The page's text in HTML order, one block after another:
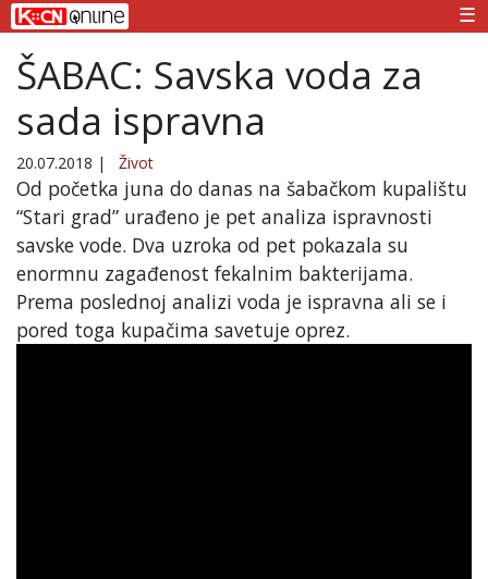
☰
ŠABAC: Savska voda za
sada ispravna
20.07.2018 | Život
Od početka juna do danas na šabačkom kupalištu
“Stari grad” urađeno je pet analiza ispravnosti
savske vode. Dva uzroka od pet pokazala su
enormnu zagađenost fekalnim bakterijama.
Prema poslednoj analizi voda je ispravna ali se i
pored toga kupačima savetuje oprez.